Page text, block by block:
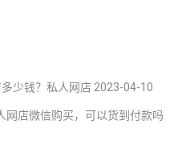
少钱？私人网店 2023-04-10
网店微信购买，可以货到付款吗